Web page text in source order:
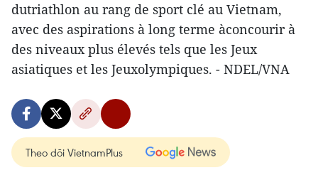
dutriathlon au rang de sport clé au Vietnam,
avec des aspirations à long terme àconcourir à
des niveaux plus élevés tels que les Jeux
asiatiques et les Jeuxolympiques. - NDEL/VNA
Theo dõi VietnamPlus